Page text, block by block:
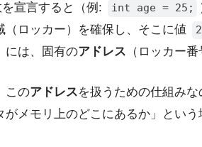
宣言すると（例:
int age = 25;
（ロッカー）を確保し、そこに値
には、固有のアドレス （ロッカー
このアドレスを扱うための仕組み
がメモリ上のどこにあるか」とい